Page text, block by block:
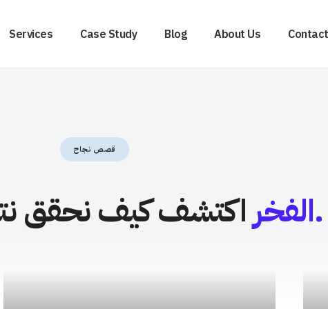
Services Case Study Blog About Us
قصص نجاح
اكتشف كيف نحقق نتائج تستحق الفخر.